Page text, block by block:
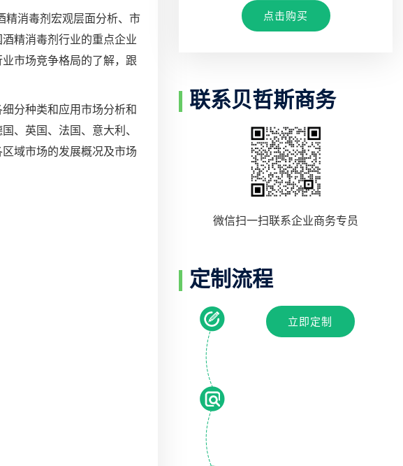
消毒剂宏观层面分析、市
精消毒剂行业的重点企业
市场竞争格局的了解，跟
分种类和应用市场分析和
、英国、法国、意大利、
域市场的发展概况及市场
点击购买
联系贝哲斯商务
微信扫一扫联系企业商务专员
定制流程
立即定制